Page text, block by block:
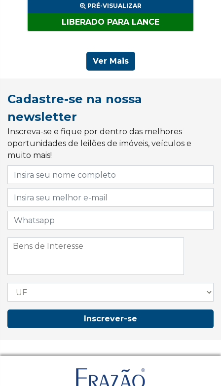
PRÉ-VISUALIZAR
LIBERADO PARA LANCE
Ver Mais
Cadastre-se na nossa
newsletter
Inscreva-se e fique por dentro das melhores
oportunidades de leilões de imóveis, veículos e
muito mais!
Inscrever-se